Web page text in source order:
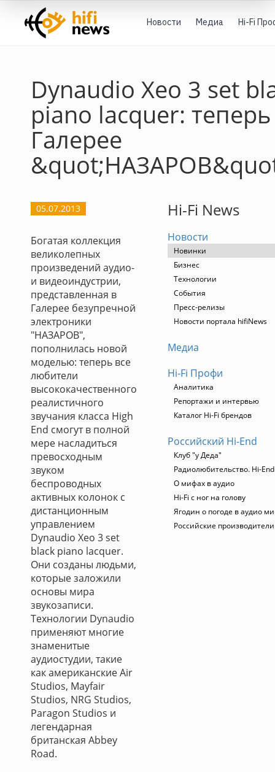
Новости Медиа Hi-Fi
Dynaudio Xeo 3 set
piano lacquer:
Галерее
05.07.2013
Богатая коллекция
великолепных
произведений аудио-
и видеоиндустрии,
представленная в
Галерее безупречной
электроники
"НАЗАРОВ",
пополнилась новой
моделью: теперь все
любители
высококачественного
реалистичного
звучания класса High
End смогут в полной
мере насладиться
превосходным
звуком
беспроводных
активных колонок с
дистанционным
управлением
Dynaudio Xeo 3 set
black piano lacquer.
Они созданы людьми,
которые заложили
основы мира
звукозаписи.
Технологии Dynaudio
применяют многие
знаменитые
аудиостудии, такие
как американские Air
Studios, Mayfair
Studios, NRG Studios,
Paragon Studios и
легендарная
британская Abbey
Road.
Hi-Fi News
Новости
Новинки
Бизнес
Технологии
События
Пресс-релизы
Новости портала hifiNews
Медиа
Hi-Fi Профи
Аналитика
Репортажи и интервью
Каталог Hi-Fi брендов
Российский Hi-End
Клуб "у Деда"
Радиолюбительство. Hi-
О мифах в аудио
Hi-Fi с ног на голову
Ягодин о погоде в аудио
Российские производители